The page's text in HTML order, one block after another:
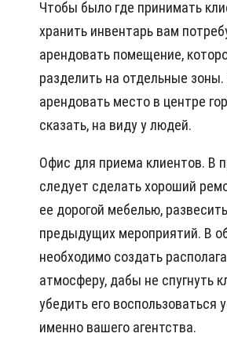
Чтобы было где принимать
хранить инвентарь вам
арендовать помещение,
разделить на отдельные
арендовать место в центре
сказать, на виду у людей.
Офис для приема клиентов. В
следует сделать хороший
ее дорогой мебелью,
предыдущих мероприятий. В
необходимо создать
атмосферу, дабы не спугнуть
убедить его воспользоваться
именно вашего агентства.